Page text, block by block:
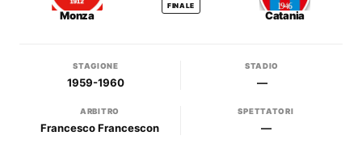
Monza
FINALE
Catania
STAGIONE
1959-1960
STADIO
—
ARBITRO
Francesco Francescon
SPETTATORI
—